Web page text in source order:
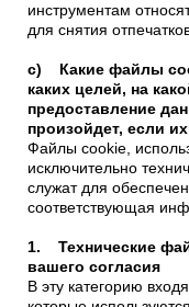
инструментам
для снятия
c) Какие файлы
каких целей, на
предоставление
произойдет, если
Файлы cookie,
исключительно
служат для
соответствующая
1. Технические
вашего согласия
В эту категорию